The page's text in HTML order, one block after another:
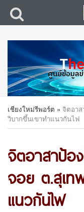
เชียงใหม่รีพอร์ต » จิตอา
วิบากขึ้นเขาทำแนวกันไฟ
จิตอาสาป้อ
จอย ต.สุเท
แนวกันไฟ